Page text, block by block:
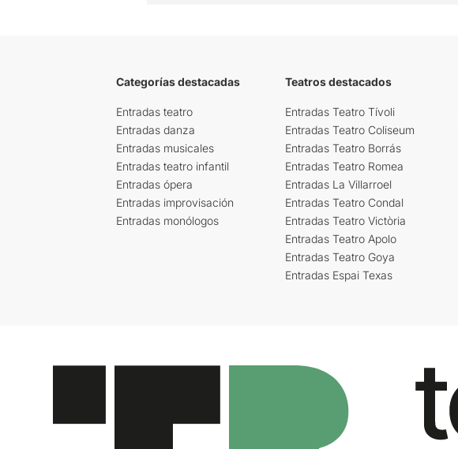
Categorías destacadas
Entradas teatro
Entradas danza
Entradas musicales
Entradas teatro infantil
Entradas ópera
Entradas improvisación
Entradas monólogos
Teatros destacados
Entradas Teatro Tívoli
Entradas Teatro Coliseum
Entradas Teatro Borrás
Entradas Teatro Romea
Entradas La Villarroel
Entradas Teatro Condal
Entradas Teatro Victòria
Entradas Teatro Apolo
Entradas Teatro Goya
Entradas Espai Texas